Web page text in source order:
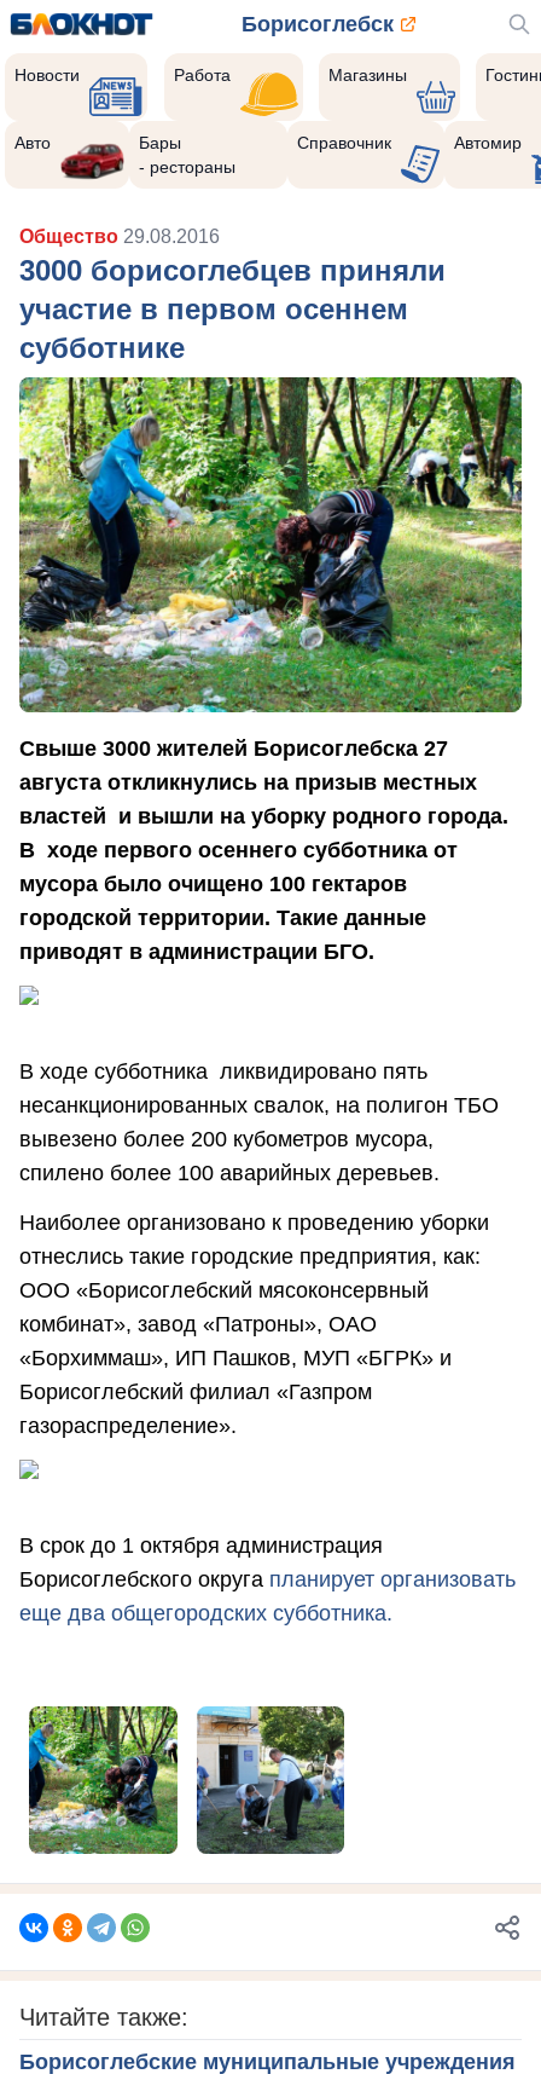
Борисоглебск
Новости Работа Магазины
Авто
Бары
- рестораны
Справочник Автомир
Общество 29.08.2016
3000 борисоглебцев приняли
участие в первом осеннем
субботнике
Свыше 3000 жителей Борисоглебска 27
августа откликнулись на призыв местных
властей и вышли на уборку родного города.
В ходе первого осеннего субботника от
мусора было очищено 100 гектаров
городской территории. Такие данные
приводят в администрации БГО.
В ходе субботника ликвидировано пять
несанкционированных свалок, на полигон ТБО
вывезено более 200 кубометров мусора,
спилено более 100 аварийных деревьев.
Наиболее организовано к проведению уборки
отнеслись такие городские предприятия, как:
ООО «Борисоглебский мясоконсервный
комбинат», завод «Патроны», ОАО
«Борхиммаш», ИП Пашков, МУП «БГРК» и
Борисоглебский филиал «Газпром
газораспределение».
В срок до 1 октября администрация
Борисоглебского округа планирует организовать
еще два общегородских субботника.
Читайте также:
Борисоглебские муниципальные учреждения